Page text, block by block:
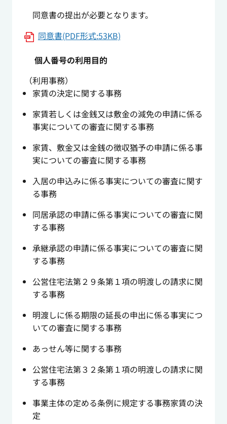
同意書の提出が必要となります。
同意書(PDF形式:53KB)
個人番号の利用目的
（利用事務）
家賃の決定に関する事務
家賃若しくは金銭又は敷金の減免の申請に係る
事実についての審査に関する事務
家賃、敷金又は金銭の徴収猶予の申請に係る事
実についての審査に関する事務
入居の申込みに係る事実についての審査に関す
る事務
同居承認の申請に係る事実についての審査に関
する事務
承継承認の申請に係る事実についての審査に関
する事務
公営住宅法第２９条第１項の明渡しの請求に関
する事務
明渡しに係る期限の延長の申出に係る事実につ
いての審査に関する事務
あっせん等に関する事務
公営住宅法第３２条第１項の明渡しの請求に関
する事務
事業主体の定める条例に規定する事務家賃の決
定